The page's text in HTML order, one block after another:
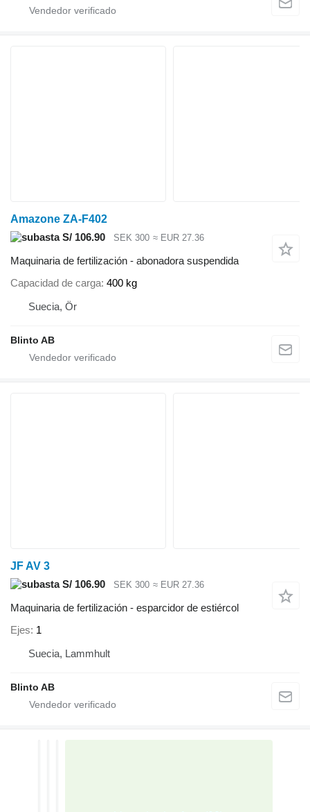
Amazone ZA-F402
S/ 106.90
SEK 300 ≈ EUR 27.36
Maquinaria de fertilización - abonadora suspendida
Capacidad de carga 400 kg
Suecia, Ör
Blinto AB
JF AV 3
S/ 106.90
SEK 300 ≈ EUR 27.36
Maquinaria de fertilización - esparcidor de estiércol
Ejes 1
Suecia, Lammhult
Blinto AB